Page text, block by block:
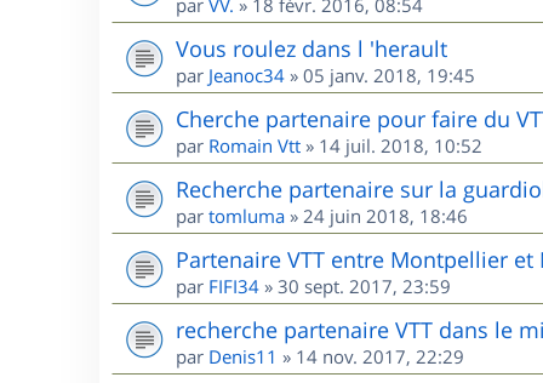
Vous roulez dans l 'herault
par Jeanoc34 » 05 janv. 2018, 19:45
Cherche partenaire pour faire du
par Romain Vtt » 14 juil. 2018, 10:52
Recherche partenaire sur la
par tomluma » 24 juin 2018, 18:46
Partenaire VTT entre Montpellier et
par FIFI34 » 30 sept. 2017, 23:59
recherche partenaire VTT dans le
par Denis11 » 14 nov. 2017, 22:29